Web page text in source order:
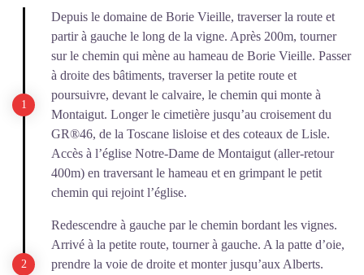
Depuis le domaine de Borie Vieille, traverser la route et
partir à gauche le long de la vigne. Après 200m, tourner
sur le chemin qui mène au hameau de Borie Vieille. Passer
à droite des bâtiments, traverser la petite route et
poursuivre, devant le calvaire, le chemin qui monte à
Montaigut. Longer le cimetière jusqu’au croisement du
GR®46, de la Toscane lisloise et des coteaux de Lisle.
Accès à l’église Notre-Dame de Montaigut (aller-retour
400m) en traversant le hameau et en grimpant le petit
chemin qui rejoint l’église.
Redescendre à gauche par le chemin bordant les vignes.
Arrivé à la petite route, tourner à gauche. A la patte d’oie,
prendre la voie de droite et monter jusqu’aux Alberts.